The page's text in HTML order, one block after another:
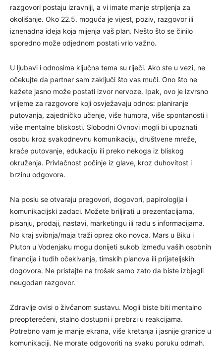
razgovori postaju izravniji, a vi imate manje strpljenja za
okolišanje. Oko 22.5. moguća je vijest, poziv, razgovor ili
iznenadna ideja koja mijenja vaš plan. Nešto što se činilo
sporedno može odjednom postati vrlo važno.
U ljubavi i odnosima ključna tema su riječi. Ako ste u vezi, ne
očekujte da partner sam zaključi što vas muči. Ono što ne
kažete jasno može postati izvor nervoze. Ipak, ovo je izvrsno
vrijeme za razgovore koji osvježavaju odnos: planiranje
putovanja, zajedničko učenje, više humora, više spontanosti i
više mentalne bliskosti. Slobodni Ovnovi mogli bi upoznati
osobu kroz svakodnevnu komunikaciju, društvene mreže,
kraće putovanje, edukaciju ili preko nekoga iz bliskog
okruženja. Privlačnost počinje iz glave, kroz duhovitost i
brzinu odgovora.
Na poslu se otvaraju pregovori, dogovori, papirologija i
komunikacijski zadaci. Možete briljirati u prezentacijama,
pisanju, prodaji, nastavi, marketingu ili radu s informacijama.
No kraj svibnja/maja traži oprez oko novca. Mars u Biku i
Pluton u Vodenjaku mogu donijeti sukob između vaših osobnih
financija i tuđih očekivanja, timskih planova ili prijateljskih
dogovora. Ne pristajte na trošak samo zato da biste izbjegli
neugodan razgovor.
Zdravlje ovisi o živčanom sustavu. Mogli biste biti mentalno
preopterećeni, stalno dostupni i prebrzi u reakcijama.
Potrebno vam je manje ekrana, više kretanja i jasnije granice u
komunikaciji. Ne morate odgovoriti na svaku poruku odmah.